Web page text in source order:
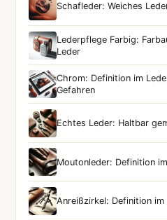
Schafleder: Weiches
Lederpflege Farbig:
Leder
Chrom: Definition im
Gefahren
Echtes Leder: Haltbar
Moutonleder: Definition
Anreißzirkel: Definition im